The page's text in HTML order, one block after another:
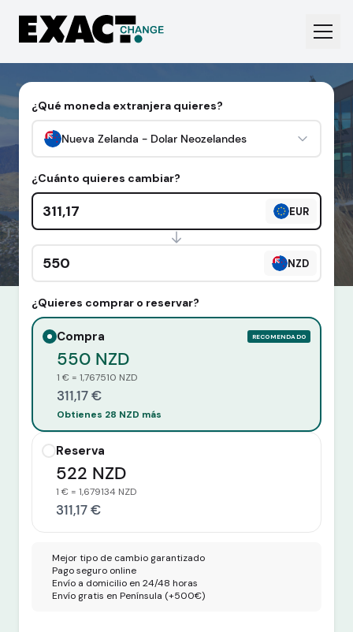
¿Qué moneda extranjera quieres?
Nueva Zelanda - Dolar Neozelandes
¿Cuánto quieres cambiar?
Cantidad en euros
EUR
NZD
¿Quieres comprar o reservar?
Compra RECOMENDADO
550 NZD
1 € = 1,767510 NZD
311,17 €
Obtienes 28 NZD más
Reserva
522 NZD
1 € = 1,679134 NZD
311,17 €
Mejor tipo de cambio garantizado
Pago seguro online
Envío a domicilio en 24/48 horas
Envío gratis en Península (+500€)